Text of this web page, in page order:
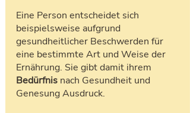
Eine Person entscheidet sich
beispielsweise aufgrund
gesundheitlicher Beschwerden für
eine bestimmte Art und Weise der
Ernährung. Sie gibt damit ihrem
Bedürfnis nach Gesundheit und
Genesung Ausdruck.